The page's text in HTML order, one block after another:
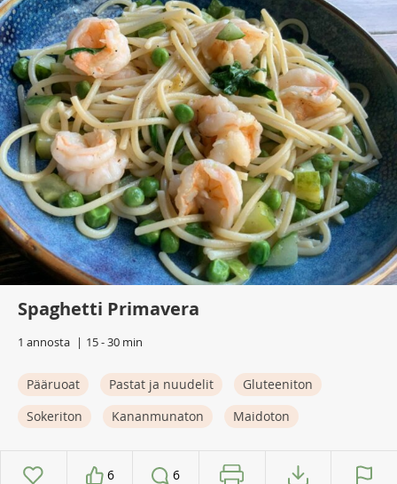
Spaghetti Primavera
1 annosta 15 - 30 min
Pääruoat Pastat ja nuudelit
Gluteeniton
Sokeriton
Kananmunaton Maidoton
6 6